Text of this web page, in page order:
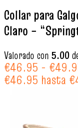
Collar para
Claro –
Valorado con 5.00
€46.95 - €
€46.95 hasta